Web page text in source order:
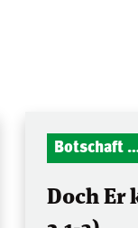
Botschaft
Doch Er